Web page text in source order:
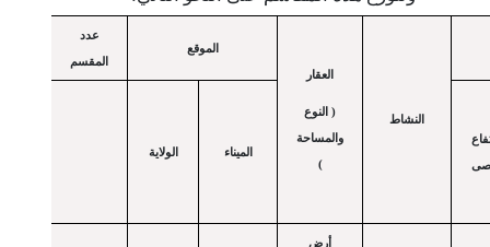
النشاط
العقار
( النوع
والمساحة
)
الموقع
عدد
المقسم
الميناء الولاية
أرض